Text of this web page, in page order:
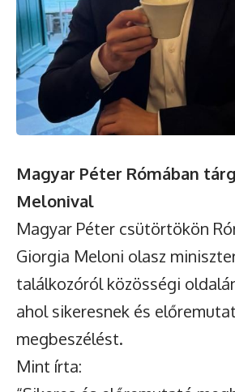
Magyar Péter Rómában
Melonival
Magyar Péter csütörtökön
Giorgia Meloni olasz
találkozóról közösségi
ahol sikeresnek és
megbeszélést.
Mint írta: